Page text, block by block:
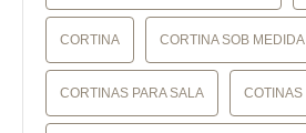
CORTINA CORTINA SOB MEDIDA
CORTINAS PARA SALA COTINAS